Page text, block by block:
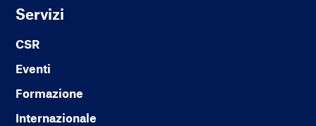
Servizi
CSR
Eventi
Formazione
Internazionale